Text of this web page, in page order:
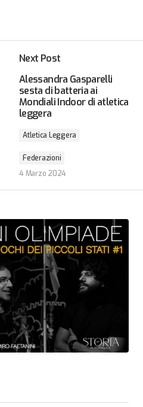
Next Post
Alessandra Gasparelli
sesta di batteria ai
Mondiali Indoor di atletica
leggera
Atletica Leggera
Federazioni
4 Marzo 2024